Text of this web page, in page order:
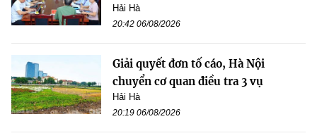
Hải Hà
20:42 06/08/2026
Giải quyết đơn tố cáo, Hà Nội
chuyển cơ quan điều tra 3 vụ
Hải Hà
20:19 06/08/2026